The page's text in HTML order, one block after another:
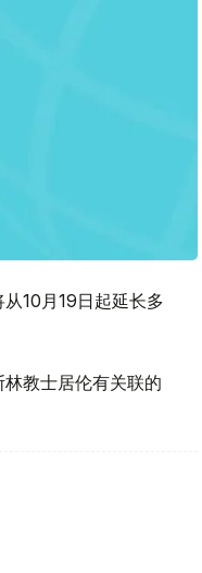
10月19日起延长多
教士居伦有关联的